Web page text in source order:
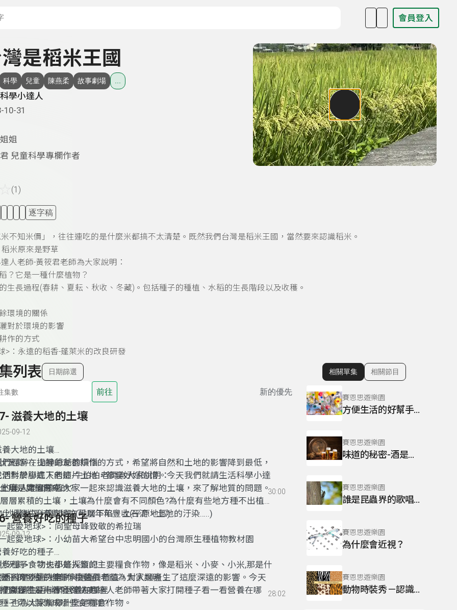
會員登入
是稻米王國
科學 兒童 陳燕柔 故事劇場
學小達人
10-31
姐
兒童科學專欄作者
(1)
逐字稿
不知米價」，往往連吃的是什麼米都搞不太清楚。既然我們台灣是稻米王國，當然要來認識稻米。
米原來是野草
人老師-黃筱君老師為大家說明：
？它是一種什麼植物？
生長過程(春耕、夏耘、秋收、冬藏)。包括種子的種植、水稻的生長階段以及收穫。
環境的關係
對於環境的影響
作的方式
>：永遠的稻香-蓬萊米的改良研發
列表 日期篩選
前往 新的優先
滋養大地的土壤
09-12
養大地的土壤
們經常在提醒的友善耕作的方式，希望將自然和土地的影響降到最低，
們對於腳底下的這片土地，都要好好的惜。今天我們就請生活科學小達
的達人老師帶著大家一起來認識滋養大地的土壤，來了解地質的問題。
況劇>：山神爺爺的煩惱
活科學小達人老師-牛伯伯老師為大家說明：
壤是如何形成的?
麼是腐植質?
層累積的土壤，土壤為什麼會有不同顏色?為什麼有些地方種不出植
(沙漠地區)有些地方可以年年豐收(平原地區)
土地發生什麼問題?(地層下陷、土石流、土地的汙染…..)
起愛地球>：向聖母峰致敬的希拉瑞
起愛地球>：小幼苗大希望台中忠明國小的台灣原生種植物教材園
30:00
營養好吃的種子
09-12
養好吃的種子
多種子食物也都是人類的主要糧食作物，像是稻米、小麥、小米,那是什
原因呢?種子裡有什麼營養價值，對人類產生了這麼深遠的影響。今天
們就請生活科學小達人的達人老師帶著大家打開種子看一看營養在哪
，也為大家解釋什麼是糧食作物。
況劇>：功夫小蜂採蜜記
活科學小達人老師-牛伯伯老師為大家說明：
開種子看一看?營養在哪裡
子的發芽的條件與過程
食作物是指什麼作物呢?
子可以製做成哪些食物呢?
28:02
顯示相關單集
相關單集 相關節目
賽恩思遊樂園
方便生活的好幫手～塑膠
賽恩思遊樂園
味道的秘密-酒是怎麼來的?
賽恩思遊樂園
誰是昆蟲界的歌唱大王？
賽恩思遊樂園
為什麼會近視？
賽恩思遊樂園
動物時裝秀－認識動物身上的斑紋